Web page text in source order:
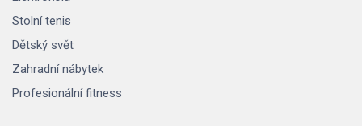
Stolní tenis
Dětský svět
Zahradní nábytek
Profesionální fitness